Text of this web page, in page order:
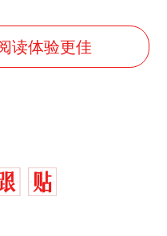
读体验更佳